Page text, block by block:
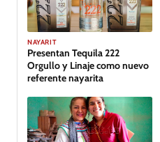
GALERÍA
NAYARIT
Presentan Tequila 222
Orgullo y Linaje como nuevo
referente nayarita